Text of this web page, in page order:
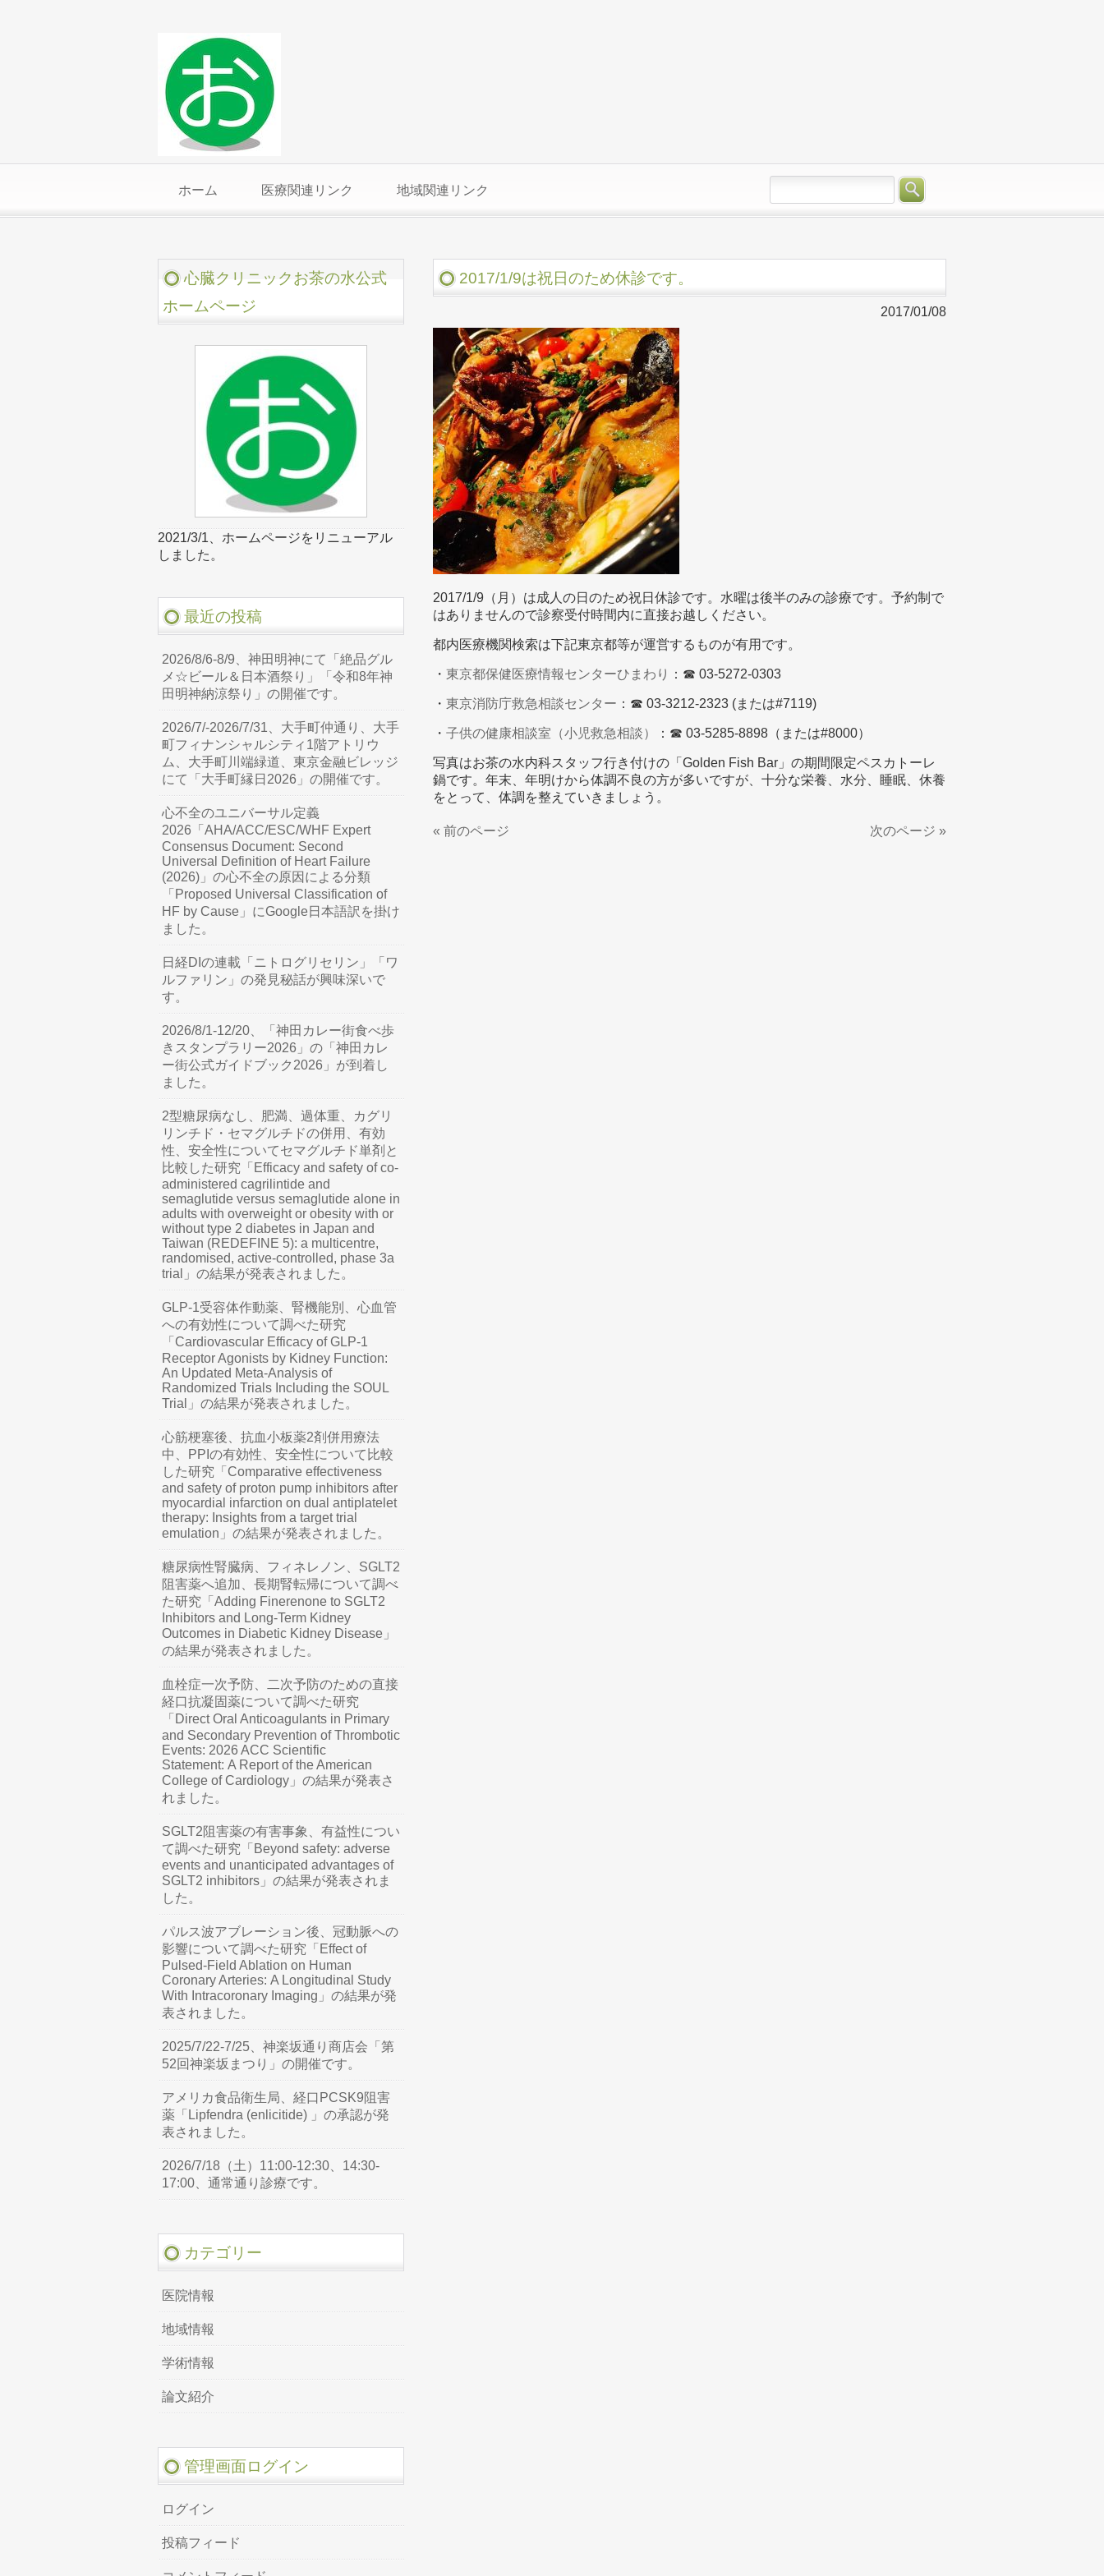
ホーム 医療関連リンク 地域関連リンク
2017/1/9は祝日のため休診です。
2017/01/08
2017/1/9（月）は成人の日のため祝日休診です。水曜は後半のみの診療です。予約制で
はありませんので診察受付時間内に直接お越しください。
都内医療機関検索は下記東京都等が運営するものが有用です。
・ 東京都保健医療情報センターひまわり ：☎ 03-5272-0303
・ 東京消防庁救急相談センター ：☎ 03-3212-2323 (または#7119)
・ 子供の健康相談室（小児救急相談） ：☎ 03-5285-8898（または#8000）
写真はお茶の水内科スタッフ行き付けの「Golden Fish Bar」の期間限定ペスカトーレ
鍋です。年末、年明けから体調不良の方が多いですが、十分な栄養、水分、睡眠、休養
をとって、体調を整えていきましょう。
« 前のページ 次のページ »
心臓クリニックお茶の水公式
ホームページ
2021/3/1、ホームページをリニューアル
しました。
最近の投稿
2026/8/6-8/9、神田明神にて「絶品グル
メ☆ビール＆日本酒祭り」「令和8年神
田明神納涼祭り」の開催です。
2026/7/-2026/7/31、大手町仲通り、大手
町フィナンシャルシティ1階アトリウ
ム、大手町川端緑道、東京金融ビレッジ
にて「大手町縁日2026」の開催です。
心不全のユニバーサル定義
2026「AHA/ACC/ESC/WHF Expert
Consensus Document: Second
Universal Definition of Heart Failure
(2026)」の心不全の原因による分類
「Proposed Universal Classification of
HF by Cause」にGoogle日本語訳を掛け
ました。
日経DIの連載「ニトログリセリン」「ワ
ルファリン」の発見秘話が興味深いで
す。
2026/8/1-12/20、「神田カレー街食べ歩
きスタンプラリー2026」の「神田カレ
ー街公式ガイドブック2026」が到着し
ました。
2型糖尿病なし、肥満、過体重、カグリ
リンチド・セマグルチドの併用、有効
性、安全性についてセマグルチド単剤と
比較した研究「Efficacy and safety of co-
administered cagrilintide and
semaglutide versus semaglutide alone in
adults with overweight or obesity with or
without type 2 diabetes in Japan and
Taiwan (REDEFINE 5): a multicentre,
randomised, active-controlled, phase 3a
trial」の結果が発表されました。
GLP-1受容体作動薬、腎機能別、心血管
への有効性について調べた研究
「Cardiovascular Efficacy of GLP-1
Receptor Agonists by Kidney Function:
An Updated Meta-Analysis of
Randomized Trials Including the SOUL
Trial」の結果が発表されました。
心筋梗塞後、抗血小板薬2剤併用療法
中、PPIの有効性、安全性について比較
した研究「Comparative effectiveness
and safety of proton pump inhibitors after
myocardial infarction on dual antiplatelet
therapy: Insights from a target trial
emulation」の結果が発表されました。
糖尿病性腎臓病、フィネレノン、SGLT2
阻害薬へ追加、長期腎転帰について調べ
た研究「Adding Finerenone to SGLT2
Inhibitors and Long-Term Kidney
Outcomes in Diabetic Kidney Disease」
の結果が発表されました。
血栓症一次予防、二次予防のための直接
経口抗凝固薬について調べた研究
「Direct Oral Anticoagulants in Primary
and Secondary Prevention of Thrombotic
Events: 2026 ACC Scientific
Statement: A Report of the American
College of Cardiology」の結果が発表さ
れました。
SGLT2阻害薬の有害事象、有益性につい
て調べた研究「Beyond safety: adverse
events and unanticipated advantages of
SGLT2 inhibitors」の結果が発表されま
した。
パルス波アブレーション後、冠動脈への
影響について調べた研究「Effect of
Pulsed-Field Ablation on Human
Coronary Arteries: A Longitudinal Study
With Intracoronary Imaging」の結果が発
表されました。
2025/7/22-7/25、神楽坂通り商店会「第
52回神楽坂まつり」の開催です。
アメリカ食品衛生局、経口PCSK9阻害
薬「Lipfendra (enlicitide) 」の承認が発
表されました。
2026/7/18（土）11:00-12:30、14:30-
17:00、通常通り診療です。
カテゴリー
医院情報
地域情報
学術情報
論文紹介
管理画面ログイン
ログイン
投稿フィード